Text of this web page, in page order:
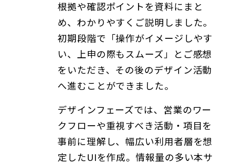
根拠や確認ポイントを資料にまと
め、わかりやすくご説明しました。
初期段階で「操作がイメージしやす
い、上申の際もスムーズ」とご感想
をいただき、その後のデザイン活動
へ進むことができました。
デザインフェーズでは、営業のワー
クフローや重視すべき活動・項目を
事前に理解し、幅広い利用者層を想
定したUIを作成。情報量の多い本サ